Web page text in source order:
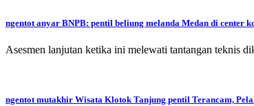
ngentot anyar BNPB: pentil beliung melanda Medan di center
Asesmen lanjutan ketika ini melewati tantangan teknis
ngentot mutakhir Wisata Klotok Tanjung pentil Terancam,